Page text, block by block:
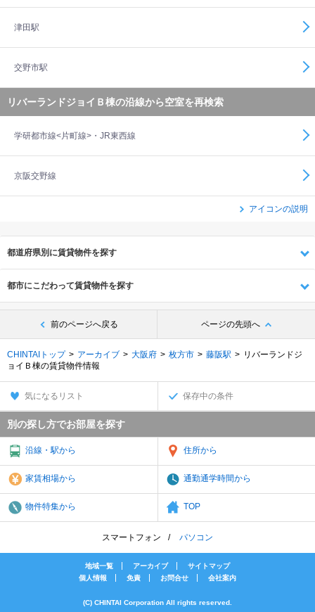
津田駅
交野市駅
リバーランドジョイＢ棟の沿線から空室を再検索
学研都市線<片町線>・JR東西線
京阪交野線
アイコンの説明
都道府県別に賃貸物件を探す
都市にこだわって賃貸物件を探す
前のページへ戻る ページの先頭へ
CHINTAIトップ アーカイブ 大阪府 枚方市 藤阪駅
リバーランドジ
ョイＢ棟の賃貸物件情報
気になるリスト 保存中の条件
別の探し方でお部屋を探す
沿線・駅から 住所から
家賃相場から 通勤通学時間から
物件特集から TOP
スマートフォン パソコン
地域一覧 アーカイブ
サイトマップ
個人情報
免責 お問合せ 会社案内
(C) CHINTAI Corporation All rights reserved.